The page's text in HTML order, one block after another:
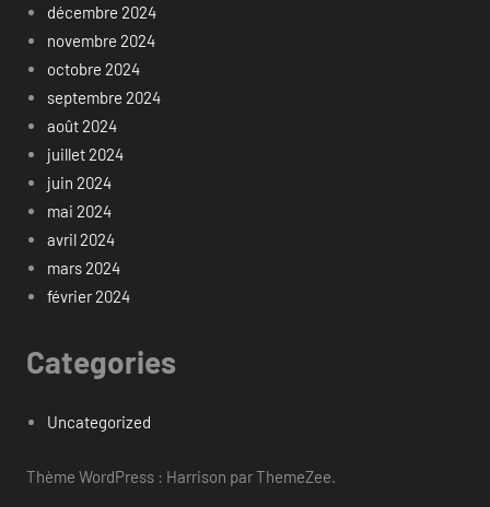
décembre 2024
novembre 2024
octobre 2024
septembre 2024
août 2024
juillet 2024
juin 2024
mai 2024
avril 2024
mars 2024
février 2024
Categories
Uncategorized
Thème WordPress : Harrison par ThemeZee.